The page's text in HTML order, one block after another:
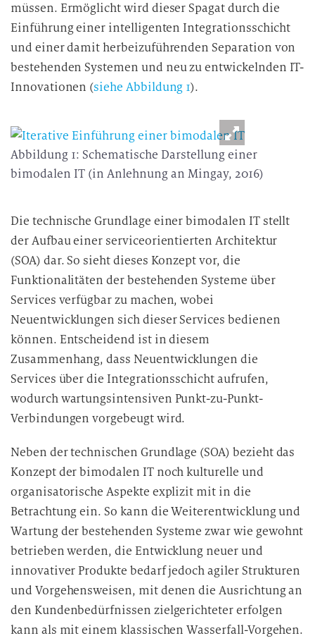
müssen. Ermöglicht wird dieser Spagat durch die
Einführung einer intelligenten Integrationsschicht
und einer damit herbeizuführenden Separation von
bestehenden Systemen und neu zu entwickelnden IT-
Innovationen (siehe Abbildung 1).
Abbildung 1: Schematische Darstellung einer
bimodalen IT (in Anlehnung an Mingay, 2016)
Die technische Grundlage einer bimodalen IT stellt
der Aufbau einer serviceorientierten Architektur
(SOA) dar. So sieht dieses Konzept vor, die
Funktionalitäten der bestehenden Systeme über
Services verfügbar zu machen, wobei
Neuentwicklungen sich dieser Services bedienen
können. Entscheidend ist in diesem
Zusammenhang, dass Neuentwicklungen die
Services über die Integrationsschicht aufrufen,
wodurch wartungsintensiven Punkt-zu-Punkt-
Verbindungen vorgebeugt wird.
Neben der technischen Grundlage (SOA) bezieht das
Konzept der bimodalen IT noch kulturelle und
organisatorische Aspekte explizit mit in die
Betrachtung ein. So kann die Weiterentwicklung und
Wartung der bestehenden Systeme zwar wie gewohnt
betrieben werden, die Entwicklung neuer und
innovativer Produkte bedarf jedoch agiler Strukturen
und Vorgehensweisen, mit denen die Ausrichtung an
den Kundenbedürfnissen zielgerichteter erfolgen
kann als mit einem klassischen Wasserfall-Vorgehen.